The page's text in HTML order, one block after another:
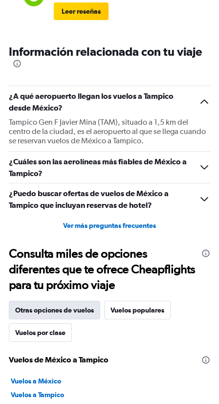
Leer reseñas
Información relacionada con tu viaje
¿A qué aeropuerto llegan los vuelos a Tampico
desde México?
Tampico Gen F Javier Mina (TAM), situado a 1,5 km del
centro de la ciudad, es el aeropuerto al que se llega cuando
se reservan vuelos de México a Tampico.
¿Cuáles son las aerolíneas más fiables de México a
Tampico?
¿Puedo buscar ofertas de vuelos de México a
Tampico que incluyan reservas de hotel?
Ver más preguntas frecuentes
Consulta miles de opciones
diferentes que te ofrece Cheapflights
para tu próximo viaje
Otras opciones de vuelos Vuelos populares
Vuelos por clase
Vuelos de México a Tampico
Vuelos a México
Vuelos a Tampico